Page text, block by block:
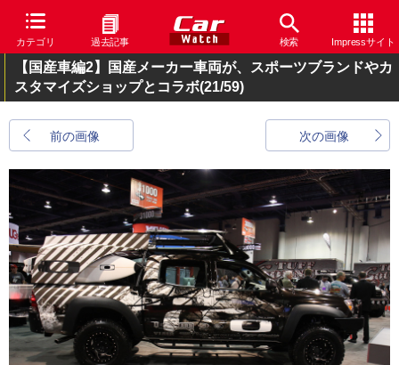
カテゴリ 過去記事 検索 Impressサイト
【国産車編2】国産メーカー車両が、スポーツブランドやカ
スタマイズショップとコラボ(21/59)
前の画像 次の画像